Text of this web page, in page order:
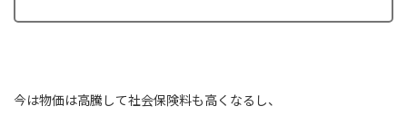
今は物価は高騰して社会保険料も高くなるし、